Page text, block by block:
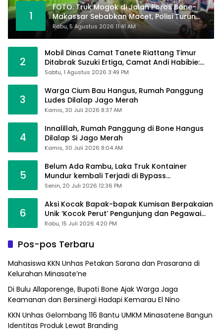
1
FOTO: Truk Mogok di Jalan Poros Bone-
Makassar Sebabkan Macet, Polisi Turun
Tangan
Rabu, 5 Agustus 2026 11:41 AM
2
Mobil Dinas Camat Tanete Riattang Timur
Ditabrak Suzuki Ertiga, Camat Andi Habibie:
Alhamdulillah Saya Baik-Baik Saja
Sabtu, 1 Agustus 2026 3:49 PM
3
Warga Cium Bau Hangus, Rumah Panggung
Ludes Dilalap Jago Merah
Kamis, 30 Juli 2026 8:37 AM
4
Innalillah, Rumah Panggung di Bone Hangus
Dilalap Si Jago Merah
Kamis, 30 Juli 2026 8:04 AM
5
Belum Ada Rambu, Laka Truk Kontainer
Mundur kembali Terjadi di Bypass
Sumpallabbu
Senin, 20 Juli 2026 12:36 PM
6
Aksi Kocak Bapak-bapak Kumisan Berpakaian
Unik ‘Kocok Perut’ Pengunjung dan Pegawai
Alfamart, Ngaku Aktifkan Layar Sentuh Atm
Rabu, 15 Juli 2026 4:20 PM
Pos-pos Terbaru
Mahasiswa KKN Unhas Petakan Sarana dan Prasarana di
Kelurahan Minasate’ne
Di Bulu Allaporenge, Bupati Bone Ajak Warga Jaga
Keamanan dan Bersinergi Hadapi Kemarau El Nino
KKN Unhas Gelombang 116 Bantu UMKM Minasatene Bangun
Identitas Produk Lewat Branding